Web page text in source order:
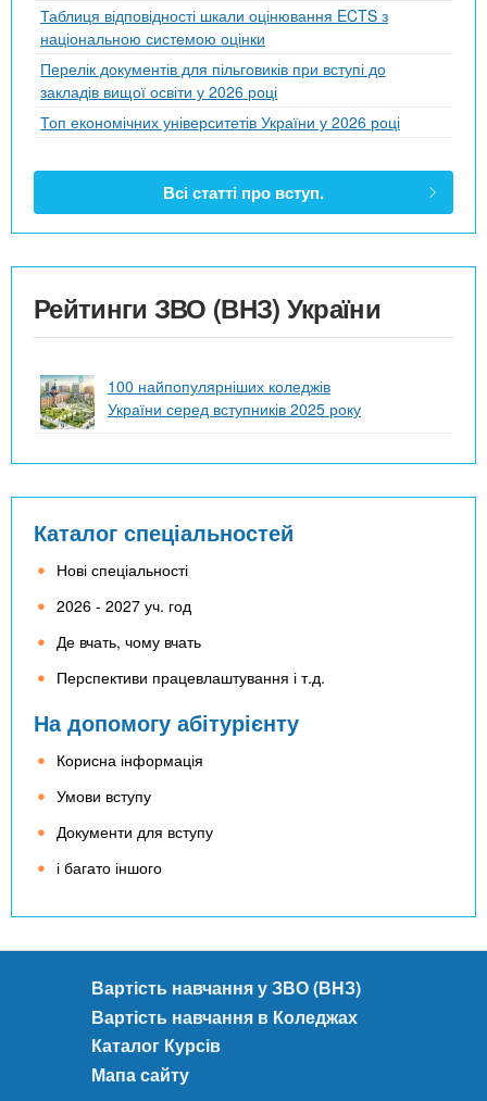
Таблиця відповідності шкали оцінювання ECTS з
національною системою оцінки
Перелік документів для пільговиків при вступі до
закладів вищої освіти у 2026 році
Топ економічних університетів України у 2026 році
Всі статті про вступ.
Рейтинги ЗВО (ВНЗ) України
100 найпопулярніших коледжів
України серед вступників 2025 року
Каталог спеціальностей
Нові спеціальності
2026 - 2027 уч. год
Де вчать, чому вчать
Перспективи працевлаштування і т.д.
На допомогу абітурієнту
Корисна інформація
Умови вступу
Документи для вступу
і багато іншого
Вартість навчання у ЗВО (ВНЗ)
Вартість навчання в Коледжах
Каталог Курсів
Мапа сайту